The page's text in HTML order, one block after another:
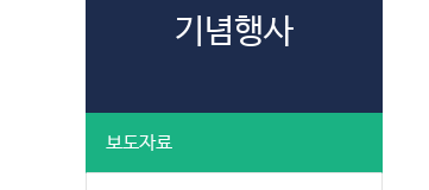
기념행사
보도자료